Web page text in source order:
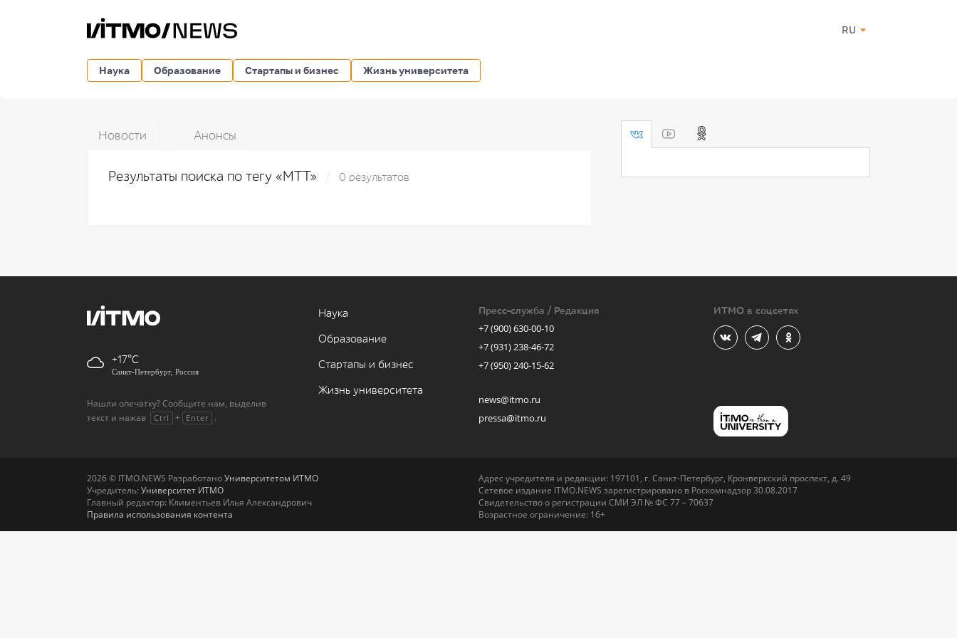
RU
Наука Образование Стартапы и бизнес Жизнь университета
Новости Анонсы
Результаты поиска по тегу «MTT» 0 результатов
+17
Санкт-Петербург, Россия
Нашли опечатку? Сообщите нам, выделив
текст и нажав
Ctrl + Enter .
Наука
Образование
Стартапы и бизнес
Жизнь университета
Пресс-служба / Редакция
+7 (900) 630-00-10
+7 (931) 238-46-72
+7 (950) 240-15-62
news@itmo.ru
pressa@itmo.ru
ИТМО в соцсетях
2026 © ITMO.NEWS РазработаноУниверситетом ИТМО
Учредитель: Университет ИТМО
Главный редактор: Климентьев Илья Александрович
Правила использования контента
Адрес учредителя и редакции: 197101, г. Санкт-Петербург, Кронверкский проспект, д. 49
Сетевое издание ITMO.NEWS зарегистрировано в Роскомнадзор 30.08.2017
Свидетельство о регистрации СМИ ЭЛ № ФС 77 – 70637
Возрастное ограничение: 16+